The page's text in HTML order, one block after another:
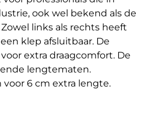
ook wel bekend als de
links als rechts heeft
klep afsluitbaar. De
extra draagcomfort. De
lengtematen.
6 cm extra lengte.